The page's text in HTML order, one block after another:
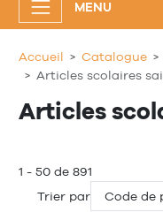
MENU
Accueil Catalogue
Articles scolaires
Articles
1 - 50 de 891
Trier par